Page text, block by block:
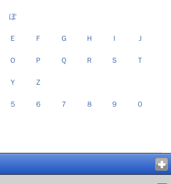
ぽ
Ｅ Ｆ Ｇ Ｈ Ｉ Ｊ
Ｏ Ｐ Ｑ Ｒ Ｓ Ｔ
Ｙ Ｚ
５ ６ ７ ８ ９ ０